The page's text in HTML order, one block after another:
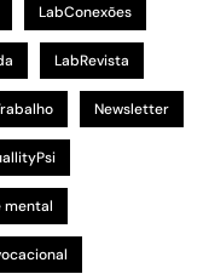
LabConexões
LabRevista
Newsletter
mental